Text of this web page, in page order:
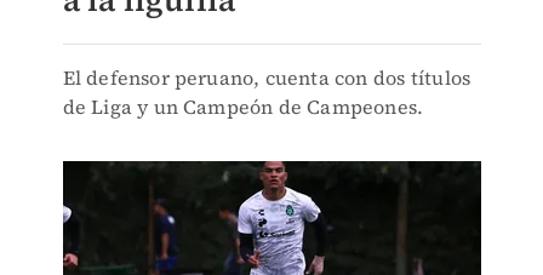
El defensor peruano, cuenta con dos títulos
de Liga y un Campeón de Campeones.